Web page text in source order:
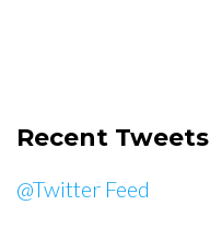
Recent Tweets
@Twitter Feed